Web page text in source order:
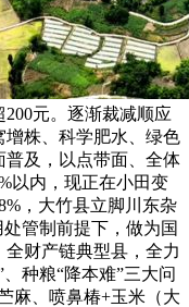
元。逐渐裁减顺应
株、科学肥水、绿色
普及，以点带面、全体
以内，现正在小田变
，大竹县立脚川东杂
管制前提下，做为国
财产链典型县，全力
种粮“降本难”三大问
麻、喷鼻椿+玉米（大